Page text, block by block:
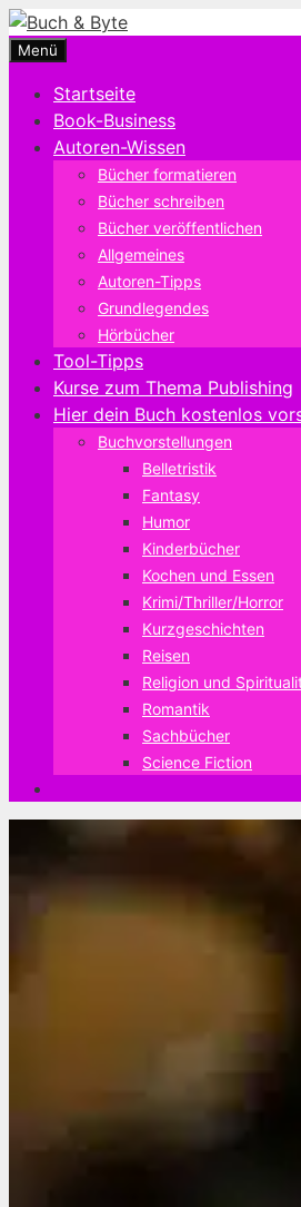
Zum
Inhalt
Menü
Startseite
Book-Business
Autoren-Wissen
Bücher formatieren
Bücher schreiben
Bücher veröffentlichen
Allgemeines
Autoren-Tipps
Grundlegendes
Hörbücher
Tool-Tipps
Kurse zum Thema Publishing
Hier dein Buch kostenlos
Buchvorstellungen
Belletristik
Fantasy
Humor
Kinderbücher
Kochen und Essen
Krimi/Thriller/Horror
Kurzgeschichten
Reisen
Religion und
Romantik
Sachbücher
Science Fiction